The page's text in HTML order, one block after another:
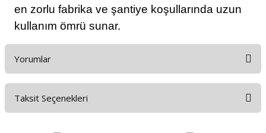
en zorlu fabrika ve şantiye koşullarında uzun
kullanım ömrü sunar.
Yorumlar
Taksit Seçenekleri